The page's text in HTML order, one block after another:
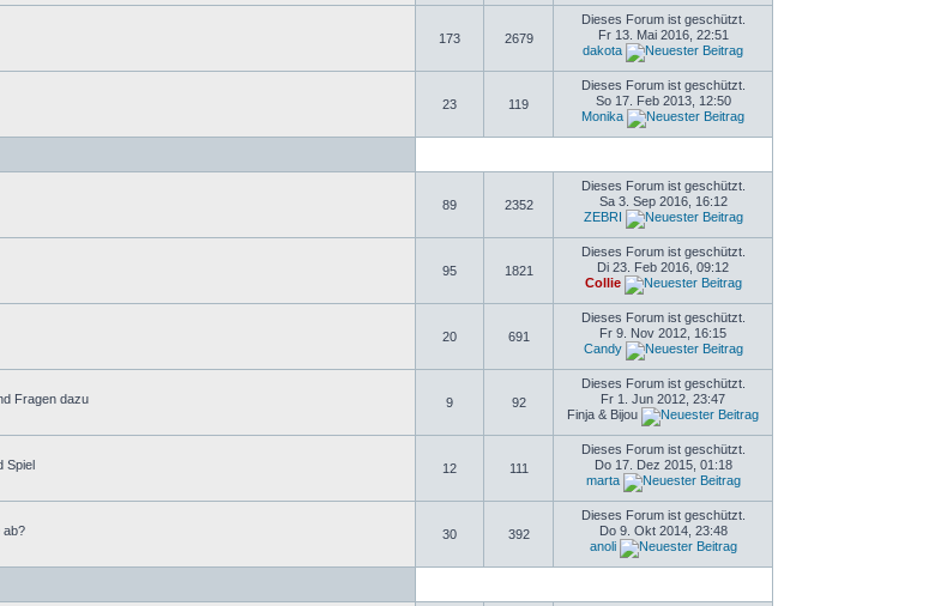
173 2679
Dieses Forum ist geschützt.
Fr 13. Mai 2016, 22:51
dakota
23 119
Dieses Forum ist geschützt.
So 17. Feb 2013, 12:50
Monika
89 2352
Dieses Forum ist geschützt.
Sa 3. Sep 2016, 16:12
ZEBRI
95 1821
Dieses Forum ist geschützt.
Di 23. Feb 2016, 09:12
Collie
20 691
Dieses Forum ist geschützt.
Fr 9. Nov 2012, 16:15
Candy
Fragen dazu
9 92
Dieses Forum ist geschützt.
Fr 1. Jun 2012, 23:47
Finja & Bijou
Spiel
12 111
Dieses Forum ist geschützt.
Do 17. Dez 2015, 01:18
marta
ab?
30 392
Dieses Forum ist geschützt.
Do 9. Okt 2014, 23:48
anoli